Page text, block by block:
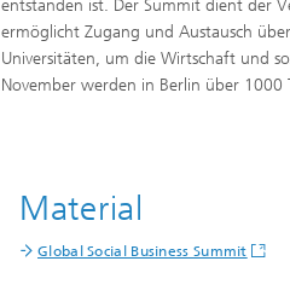
entstanden ist. Der Summit dient der
ermöglicht Zugang und Austausch
Universitäten, um die Wirtschaft und
November werden in Berlin über 1000
Material
Global Social Business Summit